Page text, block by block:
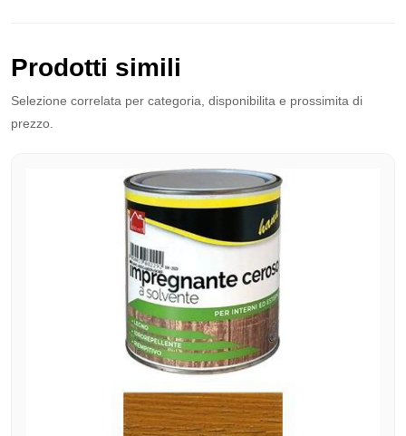
Prodotti simili
Selezione correlata per categoria, disponibilita e prossimita di
prezzo.